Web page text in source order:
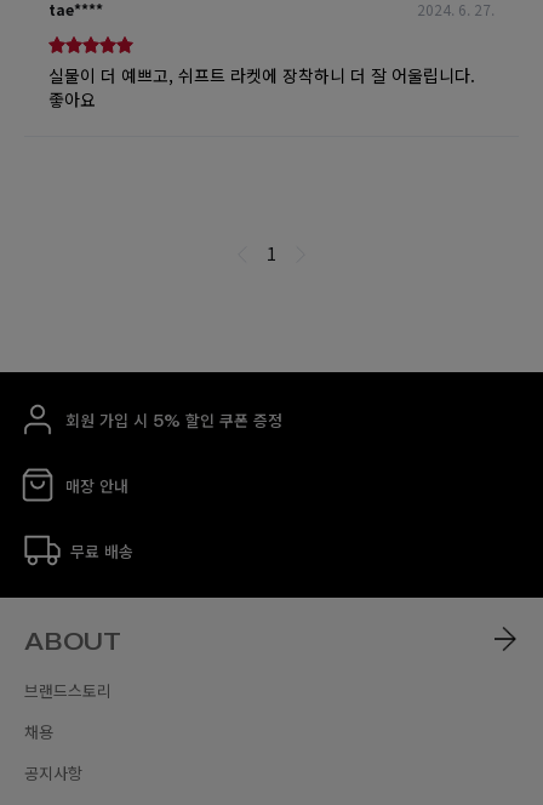
회원 가입 시 5% 할인 쿠폰 증정
매장 안내
무료 배송
ABOUT
브랜드스토리
채용
공지사항